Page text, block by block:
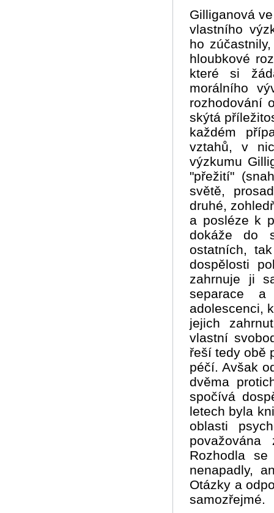
Gilliganová
vlastního
ho
hloubkové
které si
morálního
rozhodování
skýtá
každém
vztahů, v
výzkumu
"přežití"
světě,
druhé,
a posléze k
dokáže do
ostatních,
dospělosti
zahrnuje ji
separace
adolescenci,
jejich
vlastní
řeší tedy obě
péčí. Avšak
dvěma
spočívá
letech byla
oblasti
Rozhodla
nenapadly,
Otázky a
samozřejmé.